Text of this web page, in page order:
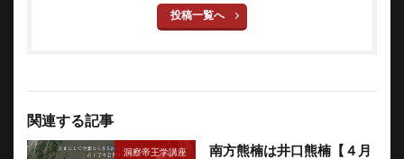
投稿一覧へ
関連する記事
洞察帝王学講座
南方熊楠は井口熊楠【４月